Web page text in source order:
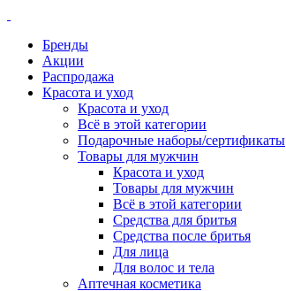
Бренды
Акции
Распродажа
Красота и уход
Красота и уход
Всё в этой категории
Подарочные наборы/сертификаты
Товары для мужчин
Красота и уход
Товары для мужчин
Всё в этой категории
Средства для бритья
Средства после бритья
Для лица
Для волос и тела
Аптечная косметика